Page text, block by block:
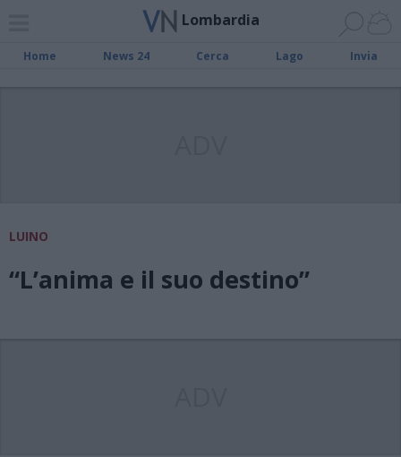
Lombardia
Home News 24 Cerca Lago Invia
LUINO
“L’anima e il suo destino”